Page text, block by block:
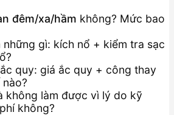
đêm/xa/hầm không? Mức bao
gì: kích nổ + kiểm tra sạc
quy: giá ắc quy + công thay
không làm được vì lý do kỹ
không?